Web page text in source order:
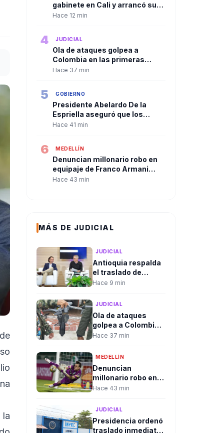
la
gabinete en Cali y arrancó su
Gobierno con equipo paritario
Hace 12 min
4 JUDICIAL
Ola de ataques golpea a
Colombia en las primeras
horas del Gobierno de Abelardo
Hace 37 min
5 GOBIERNO
Presidente Abelardo De la
Espriella aseguró que los
responsables del ataque en
Hace 41 min
6 MEDELLÍN
Denuncian millonario robo en
equipaje de Franco Armani
durante viaje a Medellín
Hace 43 min
MÁS DE JUDICIAL
JUDICIAL
Antioquia respalda
el traslado de
cabecillas
mantener la presión
estructuras
ilegales
Hace 9 min
JUDICIAL
Ola de ataques
golpea a Colombia
en las primeras
de Abelardo de la
Espriella
Hace 37 min
MEDELLÍN
Denuncian
millonario robo en
equipaje de Franco
viaje a Medellín
Hace 43 min
JUDICIAL
Presidencia ordenó
traslado inmediato